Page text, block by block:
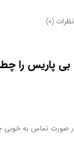
نظرات (0)
پاریس را
در صورت تماس به